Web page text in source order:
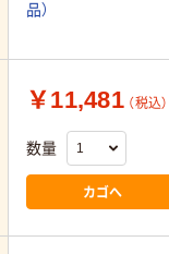
品）
￥11,481 （税込）
数量
カゴへ